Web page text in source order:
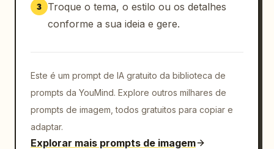
3
Troque o tema, o estilo ou os detalhes
conforme a sua ideia e gere.
Este é um prompt de IA gratuito da biblioteca de
prompts da YouMind. Explore outros milhares de
prompts de imagem, todos gratuitos para copiar e
adaptar.
Explorar mais prompts de imagem